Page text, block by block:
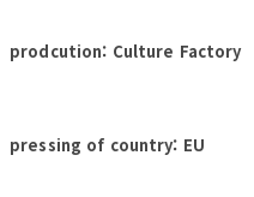
prodcution: Culture Factory
pressing of country: EU